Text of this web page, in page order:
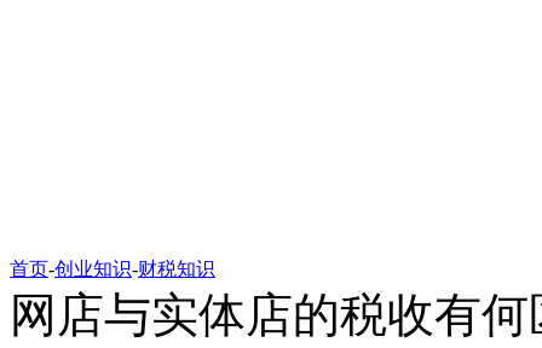
首页-创业知识-财税知识
网店与实体店的税收有何